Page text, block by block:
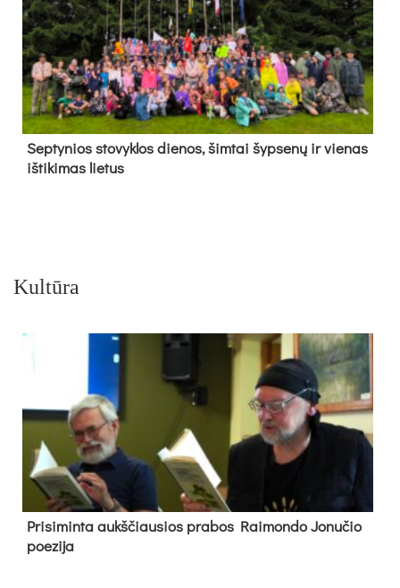
Sep­ty­nios sto­vyk­los die­nos, šim­tai šyp­se­nų ir vie­nas
iš­ti­ki­mas lie­tus
Kultūra
Pri­si­min­ta aukš­čiau­sios pra­bos Rai­mon­do Jo­nu­čio
poe­zi­ja